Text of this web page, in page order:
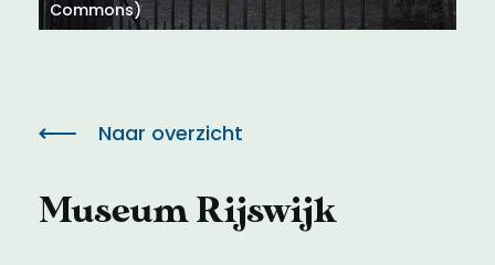
Museum Rijswijk
Naar overzicht
Commons)